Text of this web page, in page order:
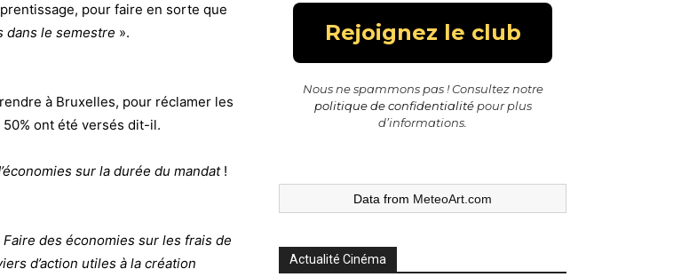
pour faire en sorte que
dans le semestre ».
à Bruxelles, pour réclamer les
ont été versés dit-il.
sur la durée du mandat!
Faire des économies sur les frais de
d’action utiles à la création
Nous ne spammons pas ! Consultez notre
politique de confidentialitépour plus
d’informations.
Data from MeteoArt.com
Actualité Cinéma